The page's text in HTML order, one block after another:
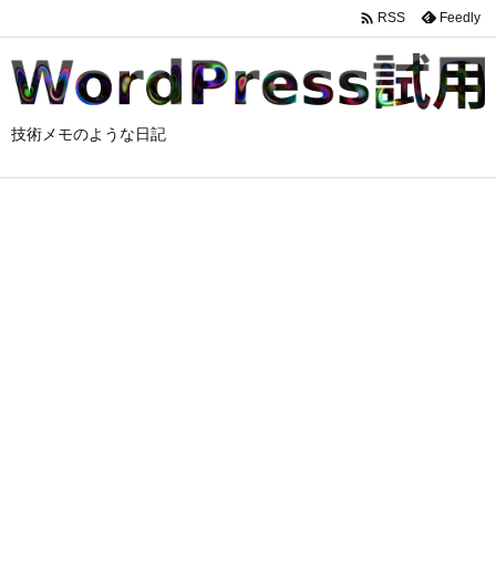
技術メモのような日記
 RSS Feedly